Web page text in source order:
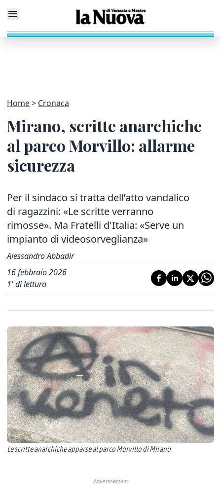
Home Cronaca
Mirano, scritte anarchiche
al parco Morvillo: allarme
sicurezza
Per il sindaco si tratta dell’atto vandalico
di ragazzini: «Le scritte verranno
rimosse». Ma Fratelli d'Italia: «Serve un
impianto di videosorveglianza»
Alessandro Abbadir
16 febbraio 2026
1' di lettura
Le scritte anarchiche apparse al parco Morvillo di Mirano